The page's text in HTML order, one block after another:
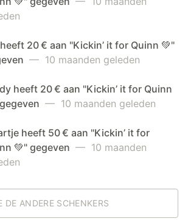
20 € aan "Kickin’ it for Quinn 💚"
— 10 maanden geleden
heeft 20 € aan "Kickin’ it for Quinn
— 10 maanden geleden
heeft 50 € aan "Kickin’ it for
💚" gegeven — 10 maanden
DE ANDERE SCHENKERS